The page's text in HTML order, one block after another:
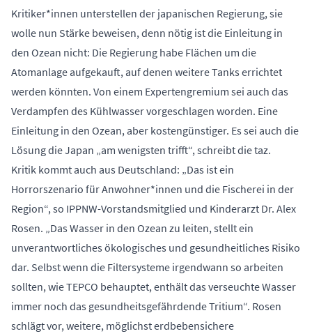
Kritiker*innen unterstellen der japanischen Regierung, sie
wolle nun Stärke beweisen, denn nötig ist die Einleitung in
den Ozean nicht: Die Regierung habe Flächen um die
Atomanlage aufgekauft, auf denen weitere Tanks errichtet
werden könnten. Von einem Expertengremium sei auch das
Verdampfen des Kühlwasser vorgeschlagen worden. Eine
Einleitung in den Ozean, aber kostengünstiger. Es sei auch die
Lösung die Japan „am wenigsten trifft“,schreibt die taz.
Kritik kommt auch aus Deutschland: „Das ist ein
Horrorszenario für Anwohner*innen und die Fischerei in der
Region“,so IPPNW-Vorstandsmitglied und Kinderarzt Dr. Alex
Rosen. „Das Wasser in den Ozean zu leiten, stellt ein
unverantwortliches ökologisches und gesundheitliches Risiko
dar. Selbst wenn die Filtersysteme irgendwann so arbeiten
sollten, wie TEPCO behauptet, enthält das verseuchte Wasser
immer noch das gesundheitsgefährdende Tritium“. Rosen
schlägt vor, weitere, möglichst erdbebensichere